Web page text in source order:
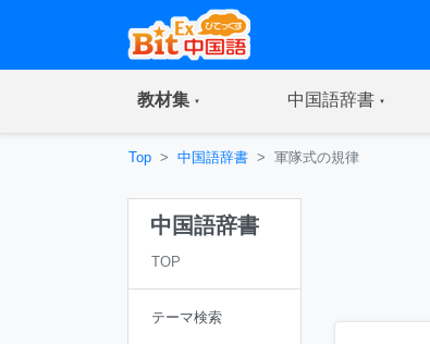
教材集(current) 中国語辞書(current)
Top 中国語辞書 軍隊式の規律
中国語辞書
TOP
テーマ検索